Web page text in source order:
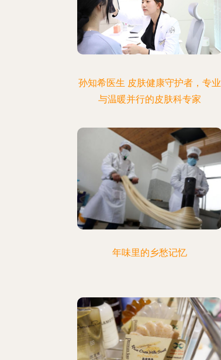
孙知希医生 皮肤健康守护者，专业
与温暖并行的皮肤科专家
年味里的乡愁记忆